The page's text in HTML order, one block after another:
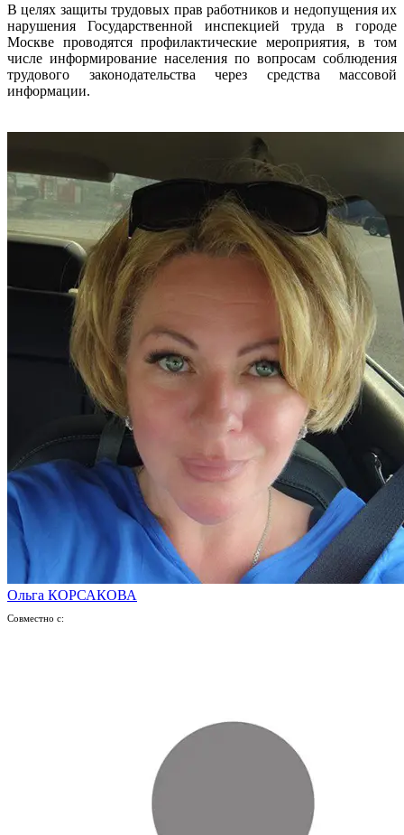
В целях защиты трудовых прав работников и недопущения их
нарушения Государственной инспекцией труда в городе
Москве проводятся профилактические мероприятия, в том
числе информирование населения по вопросам соблюдения
трудового законодательства через средства массовой
информации.
Ольга КОРСАКОВА
Совместно с: